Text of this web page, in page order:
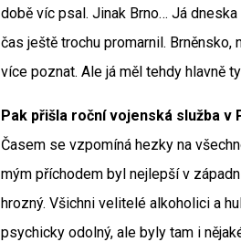
době víc psal. Jinak Brno… Já
čas ještě trochu promarnil.
více poznat. Ale já měl tehdy hlavně
Pak přišla roční vojenská služba v
Časem se vzpomíná hezky na
mým příchodem byl nejlepší v
hrozný. Všichni velitelé alkoholici a
psychicky odolný, ale byly tam i